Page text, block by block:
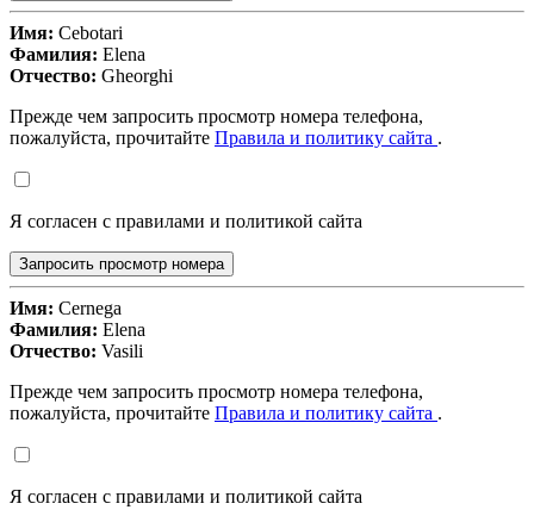
Имя: Cebotari
Фамилия: Elena
Отчество: Gheorghi
Прежде чем запросить просмотр номера телефона,
пожалуйста, прочитайте Правила и политику сайта .
Я согласен с правилами и политикой сайта
Запросить просмотр номера
Имя: Cernega
Фамилия: Elena
Отчество: Vasili
Прежде чем запросить просмотр номера телефона,
пожалуйста, прочитайте Правила и политику сайта .
Я согласен с правилами и политикой сайта